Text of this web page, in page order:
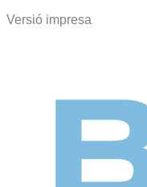
Versió impresa